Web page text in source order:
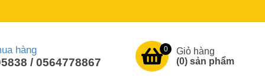
hàng
/ 0564778867
0
Giỏ hàng
(0) sản phẩm